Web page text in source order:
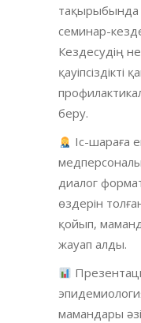
тақырыбында
семинар-
Кездесудің
қауіпсіздікті
беру.
Іс-шараға
диалог
өздерін
қойып,
жауап алды.
мамандары